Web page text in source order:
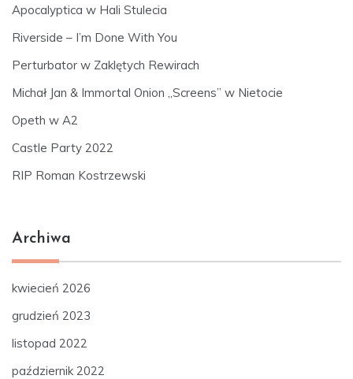
Apocalyptica w Hali Stulecia
Riverside – I’m Done With You
Perturbator w Zaklętych Rewirach
Michał Jan & Immortal Onion „Screens” w Nietocie
Opeth w A2
Castle Party 2022
RIP Roman Kostrzewski
Archiwa
kwiecień 2026
grudzień 2023
listopad 2022
październik 2022